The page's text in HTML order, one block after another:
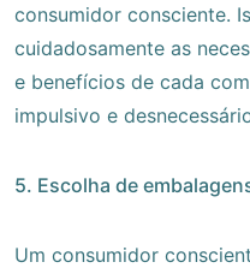
consumidor consciente.
cuidadosamente as
e benefícios de cada
impulsivo e
5. Escolha de
Um consumidor